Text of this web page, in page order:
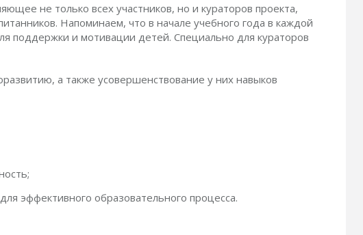
не только всех участников, но и кураторов проекта,
Напоминаем, что в начале учебного года в каждой
поддержки и мотивации детей. Специально для кураторов
а также усовершенствование у них навыков
эффективного образовательного процесса.